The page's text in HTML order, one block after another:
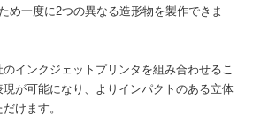
め一度に2つの異なる造形物を製作できま
インクジェットプリンタを組み合わせるこ
が可能になり、よりインパクトのある立体
けます。